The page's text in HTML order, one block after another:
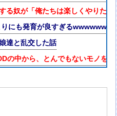
る奴が「俺たちは楽しくやりた
りにも発育が良すぎる
達と乱交した話
の中から、とんでもないモノを